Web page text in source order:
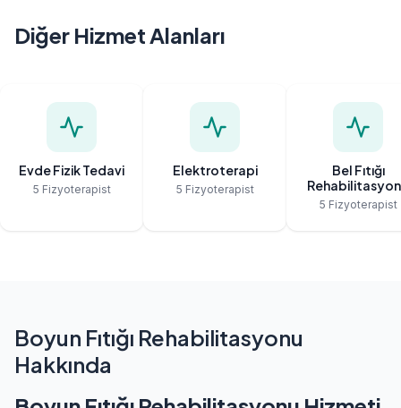
Diğer Hizmet Alanları
Evde Fizik Tedavi
5 Fizyoterapist
Elektroterapi
5 Fizyoterapist
Bel Fıtığı
5 Fizyoterapist
Boyun Fıtığı Rehabilitasyonu
Hakkında